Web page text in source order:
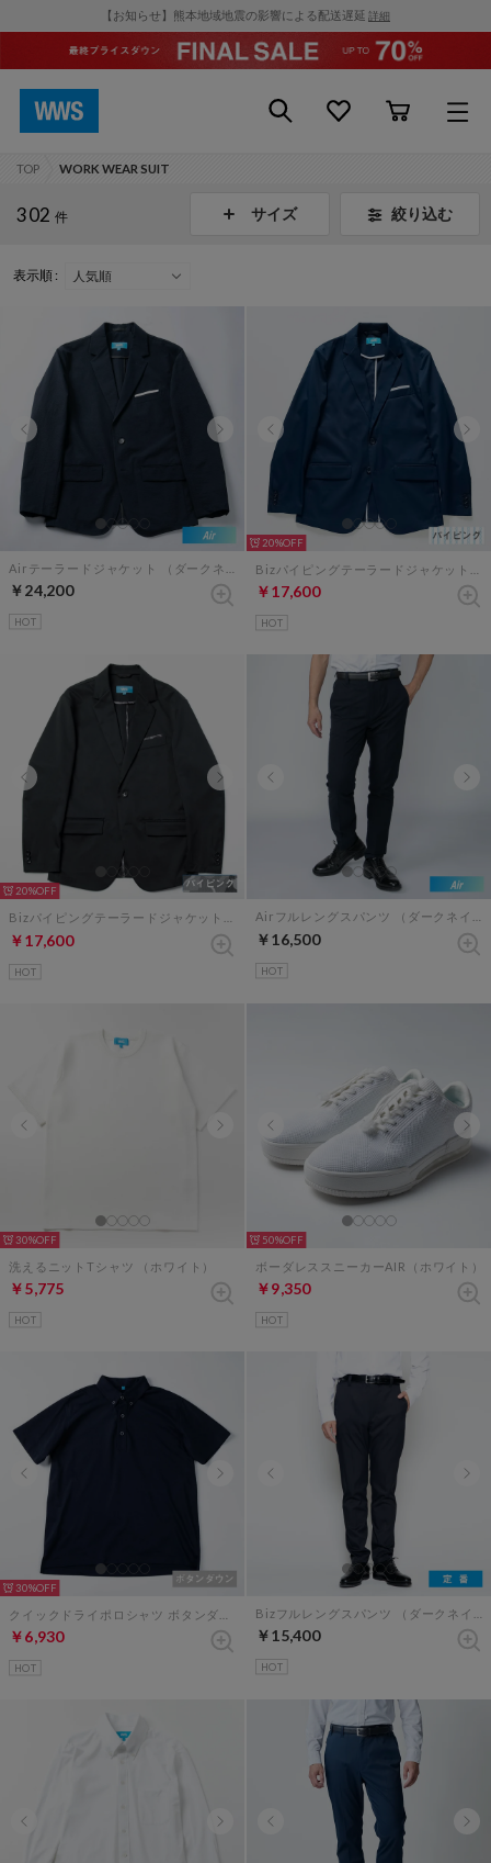
【お知らせ】熊本地域地震の影響による配送遅延 詳細
TOP WORK WEAR SUIT
302 件 サイズ 絞り込む
表示順 :
￥24,200
HOT
20%
￥17,600
HOT
20%
￥17,600
HOT
￥16,500
HOT
30%
洗えるニットTシャツ （ホワイト）
￥5,775
HOT
50%
ボーダレススニーカーAIR（ホワイト）
￥9,350
HOT
30%
￥6,930
HOT
￥15,400
HOT